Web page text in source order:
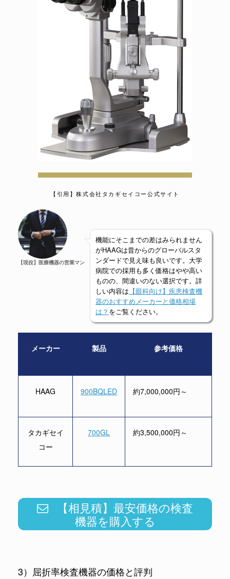
【引用】株式会社タカギセイコー公式サイト
【現役】医療機器の営業マン
機能にそこまでの差はみられません
がHAAGは昔からのグローバルスタ
ンダードで見え味も良いです。大学
病院での採用も多く価格はやや高い
ものの、間違いのない選択です。詳
しい内容は 【眼科向け】疾患検査機
器のおすすめメーカーと価格相場
は？ をご覧ください。
メーカー 製品 参考価格
HAAG 900BQLED 約7,000,000円～
タカギセイ
コー
700GL 約3,500,000円～
【相見積】最安価格の検査
機器を購入する
3）屈折率検査機器の価格と評判